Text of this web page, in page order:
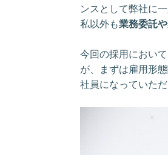
ンスとして弊社に
私以外も業務委託
今回の採用において
が、まずは雇用形
社員になっていた